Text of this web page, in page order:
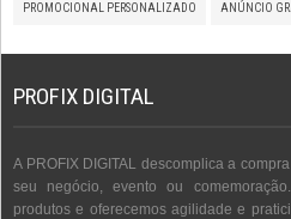
PROMOCIONAL PERSONALIZADO ANÚNCIO
PROFIX DIGITAL
A PROFIX DIGITAL descomplica a
seu negócio, evento ou
produtos e oferecemos agilidade e